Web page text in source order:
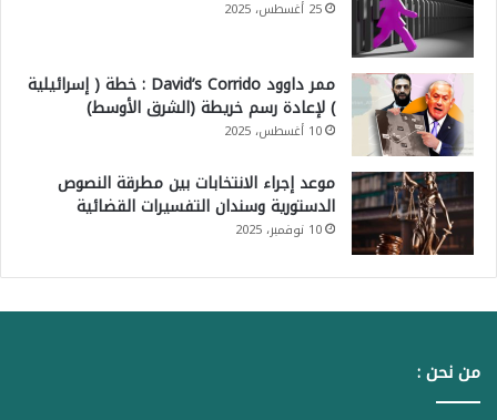
25 أغسطس، 2025
ممر داوود David’s Corrido : خطة ( إسرائيلية
) لإعادة رسم خريطة (الشرق الأوسط)
10 أغسطس، 2025
موعد إجراء الانتخابات بين مطرقة النصوص
الدستورية وسندان التفسيرات القضائية
10 نوفمبر، 2025
من نحن :